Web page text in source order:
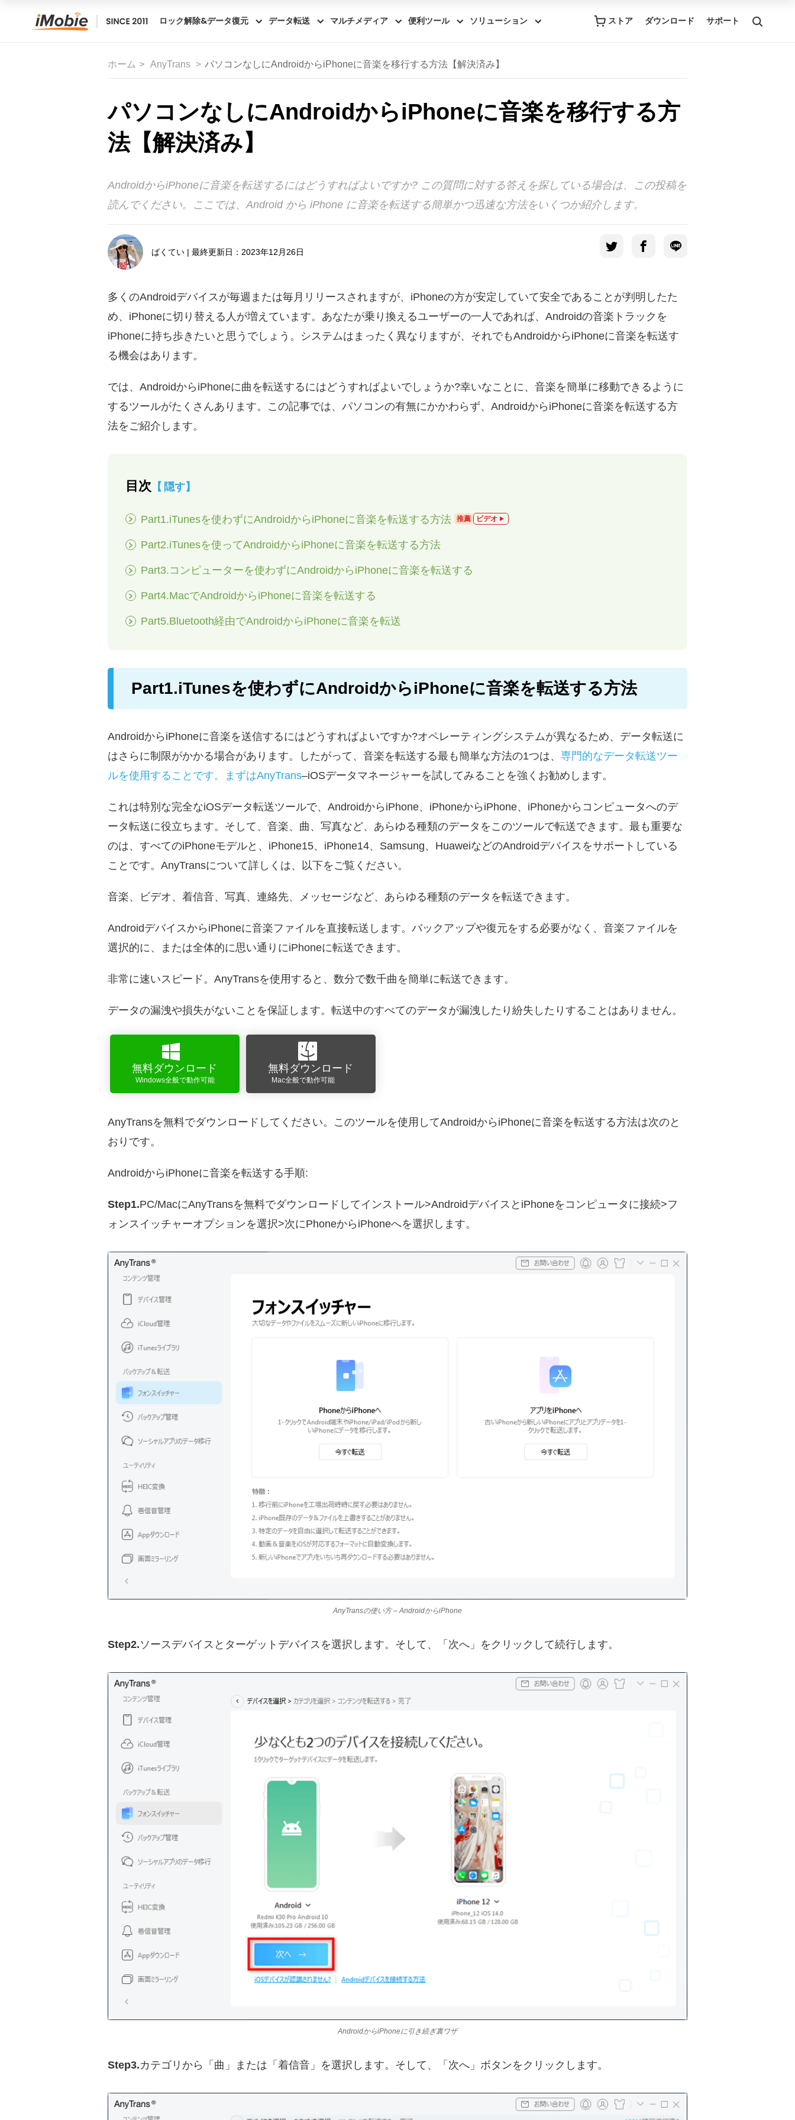
ストア ダウンロード サポート
ロック解除&データ復元 データ転送 マルチメディア 便利ツール ソリューション
ホーム AnyTrans パソコンなしにAndroidからiPhoneに音楽を移行する方法【解決済み】
パソコンなしにAndroidからiPhoneに音楽を移行する方
法【解決済み】
AndroidからiPhoneに音楽を転送するにはどうすればよいですか? この質問に対する答えを探している場合は、この投稿を
読んでください。ここでは、Android から iPhone に音楽を転送する簡単かつ迅速な方法をいくつか紹介します。
ばくてい | 最終更新日：2023年12月26日
多くのAndroidデバイスが毎週または毎月リリースされますが、iPhoneの方が安定していて安全であることが判明したた
め、iPhoneに切り替える人が増えています。あなたが乗り換えるユーザーの一人であれば、Androidの音楽トラックを
iPhoneに持ち歩きたいと思うでしょう。システムはまったく異なりますが、それでもAndroidからiPhoneに音楽を転送す
る機会はあります。
では、AndroidからiPhoneに曲を転送するにはどうすればよいでしょうか?幸いなことに、音楽を簡単に移動できるように
するツールがたくさんあります。この記事では、パソコンの有無にかかわらず、AndroidからiPhoneに音楽を転送する方
法をご紹介します。
目次 隠す
Part1.iTunesを使わずにAndroidからiPhoneに音楽を転送する方法 推薦 ビデオ
Part2.iTunesを使ってAndroidからiPhoneに音楽を転送する方法
Part3.コンピューターを使わずにAndroidからiPhoneに音楽を転送する
Part4.MacでAndroidからiPhoneに音楽を転送する
Part5.Bluetooth経由でAndroidからiPhoneに音楽を転送
Part1.iTunesを使わずにAndroidからiPhoneに音楽を転送する方法
AndroidからiPhoneに音楽を送信するにはどうすればよいですか?オペレーティングシステムが異なるため、データ転送に
はさらに制限がかかる場合があります。したがって、音楽を転送する最も簡単な方法の1つは、 専門的なデータ転送ツー
ルを使用することです。まずはAnyTrans–iOSデータマネージャーを試してみることを強くお勧めします。
これは特別な完全なiOSデータ転送ツールで、AndroidからiPhone、iPhoneからiPhone、iPhoneからコンピュータへのデ
ータ転送に役立ちます。そして、音楽、曲、写真など、あらゆる種類のデータをこのツールで転送できます。最も重要な
のは、すべてのiPhoneモデルと、iPhone15、iPhone14、Samsung、HuaweiなどのAndroidデバイスをサポートしている
ことです。AnyTransについて詳しくは、以下をご覧ください。
音楽、ビデオ、着信音、写真、連絡先、メッセージなど、あらゆる種類のデータを転送できます。
AndroidデバイスからiPhoneに音楽ファイルを直接転送します。バックアップや復元をする必要がなく、音楽ファイルを
選択的に、または全体的に思い通りにiPhoneに転送できます。
非常に速いスピード。AnyTransを使用すると、数分で数千曲を簡単に転送できます。
データの漏洩や損失がないことを保証します。転送中のすべてのデータが漏洩したり紛失したりすることはありません。
無料ダウンロード
Windows全般で動作可能
無料ダウンロード
Mac全般で動作可能
AnyTransを無料でダウンロードしてください。このツールを使用してAndroidからiPhoneに音楽を転送する方法は次のと
おりです。
AndroidからiPhoneに音楽を転送する手順:
Step1.PC/MacにAnyTransを無料でダウンロードしてインストール>AndroidデバイスとiPhoneをコンピュータに接続>フ
ォンスイッチャーオプションを選択>次にPhoneからiPhoneへを選択します。
AnyTransの使い方 – AndroidからiPhone
Step2.ソースデバイスとターゲットデバイスを選択します。そして、「次へ」をクリックして続行します。
AndroidからiPhoneに引き続ぎ裏ワザ
Step3.カテゴリから「曲」または「着信音」を選択します。そして、「次へ」ボタンをクリックします。